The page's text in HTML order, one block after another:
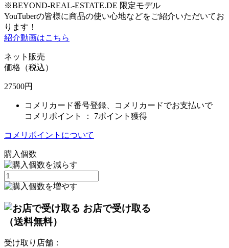
※BEYOND-REAL-ESTATE.DE 限定モデル
YouTuberの皆様に商品の使い心地などをご紹介いただいてお
ります！
紹介動画はこちら
ネット販売
価格（税込）
27500円
コメリカード番号登録、コメリカードでお支払いで
コメリポイント ： 7ポイント獲得
コメリポイントについて
購入個数
お店で受け取る
（送料無料）
受け取り店舗：